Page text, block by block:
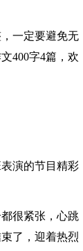
一定要避免无
400字4篇，欢
演的节目精彩
很紧张，心跳
了，迎着热烈